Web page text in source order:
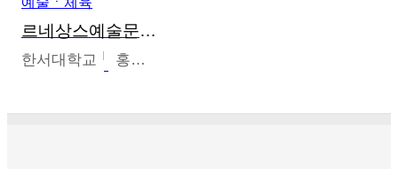
르네상스예술문화사
한서대학교 홍창호